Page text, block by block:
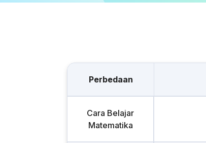
Perbedaan
Cara Belajar
Matematika